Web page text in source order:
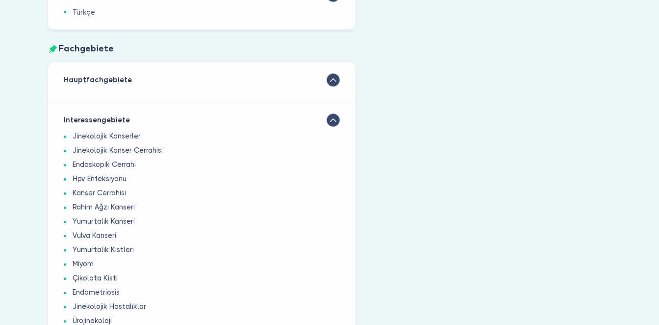
Türkçe
Fachgebiete
Hauptfachgebiete
Interessengebiete
Jinekolojik Kanserler
Jinekolojik Kanser Cerrahisi
Endoskopik Cerrahi
Hpv Enfeksiyonu
Kanser Cerrahisi
Rahim Ağzı Kanseri
Yumurtalık Kanseri
Vulva Kanseri
Yumurtalık Kistleri
Miyom
Çikolata Kisti
Endometriosis
Jinekolojik Hastalıklar
Ürojinekoloji